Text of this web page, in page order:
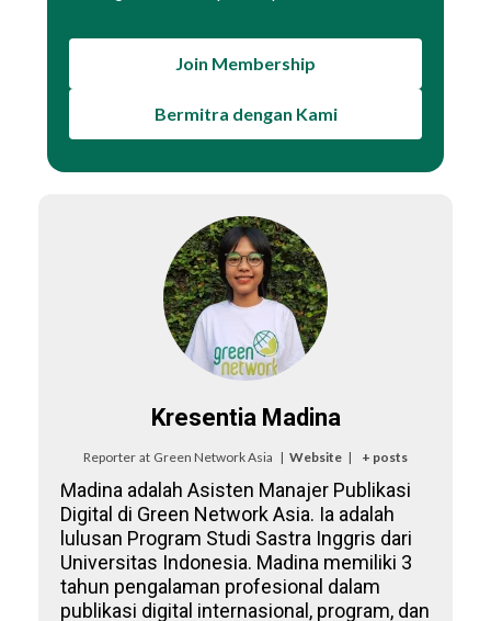
Join Membership
Bermitra dengan Kami
Kresentia Madina
Reporter at Green Network Asia | Website | + posts
Madina adalah Asisten Manajer Publikasi
Digital di Green Network Asia. Ia adalah
lulusan Program Studi Sastra Inggris dari
Universitas Indonesia. Madina memiliki 3
tahun pengalaman profesional dalam
publikasi digital internasional, program, dan